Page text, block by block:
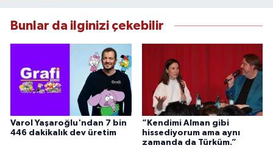
Bunlar da ilginizi çekebilir
Varol Yaşaroğlu'ndan 7 bin
446 dakikalık dev üretim
“Kendimi Alman gibi
hissediyorum ama aynı
zamanda da Türküm.”